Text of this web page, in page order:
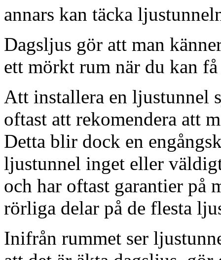
annars kan täcka
Dagsljus gör att man
ett mörkt rum när du kan
Att installera en ljustunnel
oftast att rekomendera att
Detta blir dock en
ljustunnel inget eller
och har oftast garantier på
rörliga delar på de flesta
Inifrån rummet ser